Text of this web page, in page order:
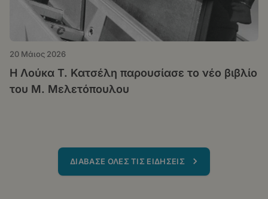
20 Μάιος 2026
Η Λούκα Τ. Κατσέλη παρουσίασε το νέο βιβλίο
του Μ. Μελετόπουλου
ΔΙΑΒΑΣΕ ΟΛΕΣ ΤΙΣ ΕΙΔΗΣΕΙΣ